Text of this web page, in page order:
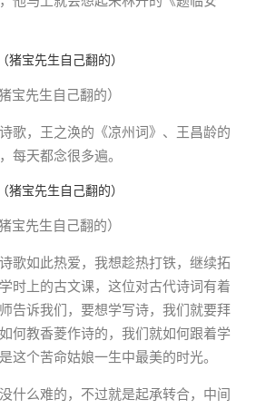
猪宝先生自己翻的）
歌，王之涣的《凉州词》、王昌龄的
每天都念很多遍。
猪宝先生自己翻的）
歌如此热爱，我想趁热打铁，继续拓
时上的古文课，这位对古代诗词有着
告诉我们，要想学写诗，我们就要拜
何教香菱作诗的，我们就如何跟着学
这个苦命姑娘一生中最美的时光。
什么难的，不过就是起承转合，中间